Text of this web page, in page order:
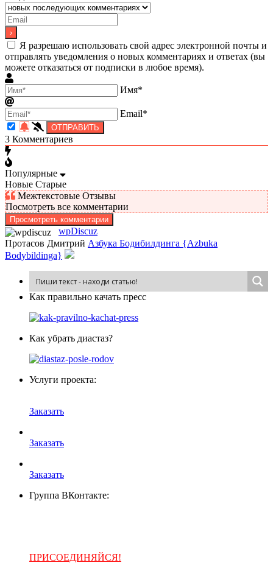
Я разрешаю использовать свой адрес электронной почты и
отправлять уведомления о новых комментариях и ответах (вы
можете отказаться от подписки в любое время).
Имя*
Email*
3 Комментариев
Популярные
Новые Старые
Межтекстовые Отзывы
Посмотреть все комментарии
Просмотреть комментарии
wpDiscuz
Протасов Дмитрий Азбука Бодибилдинга {Azbuka
Bodybildinga}
Как пра­виль­но ка­чать пресс
Как убрать диастаз?
Услуги проекта:
Заказать
Заказать
Заказать
Группа ВКонтакте:
ПРИСОЕДИНЯЙСЯ!